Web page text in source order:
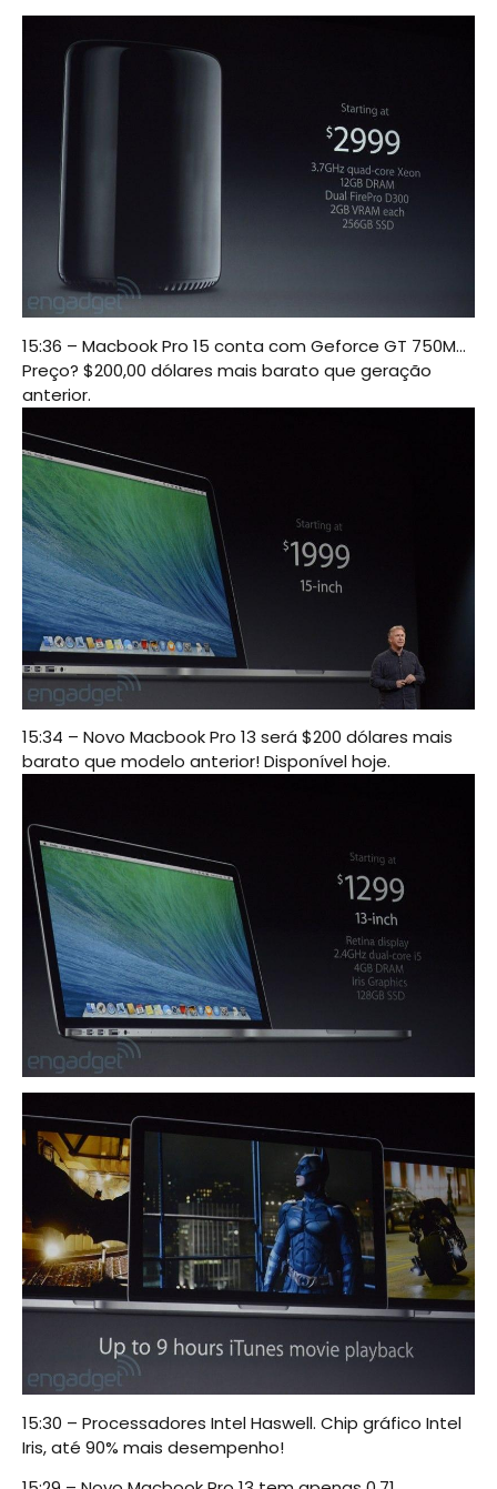
15:36 – Macbook Pro 15 conta com Geforce GT 750M…
Preço? $200,00 dólares mais barato que geração
anterior.
15:34 – Novo Macbook Pro 13 será $200 dólares mais
barato que modelo anterior! Disponível hoje.
15:30 – Processadores Intel Haswell. Chip gráfico Intel
Iris, até 90% mais desempenho!